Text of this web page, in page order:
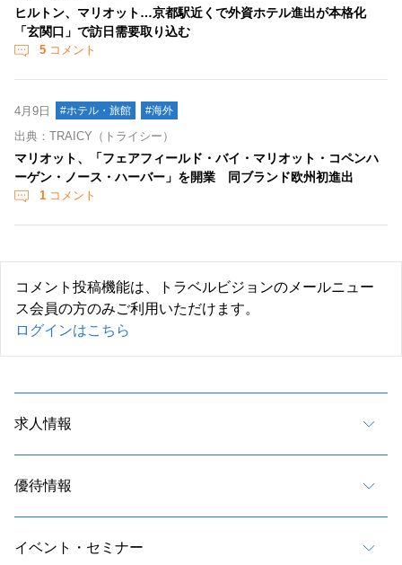
ヒルトン、マリオット…京都駅近くで外資ホテル進出が本格化
「玄関口」で訪日需要取り込む
5 コメント
4月9日 #ホテル・旅館 #海外
出典：TRAICY（トライシー）
マリオット、「フェアフィールド・バイ・マリオット・コペンハ
ーゲン・ノース・ハーバー」を開業 同ブランド欧州初進出
1 コメント
コメント投稿機能は、トラベルビジョンのメールニュー
ス会員の方のみご利用いただけます。
ログインはこちら
求人情報
優待情報
イベント・セミナー